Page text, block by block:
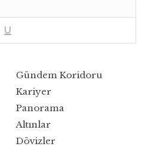
Gündem Koridoru
Kariyer
Panorama
Altınlar
Dövizler